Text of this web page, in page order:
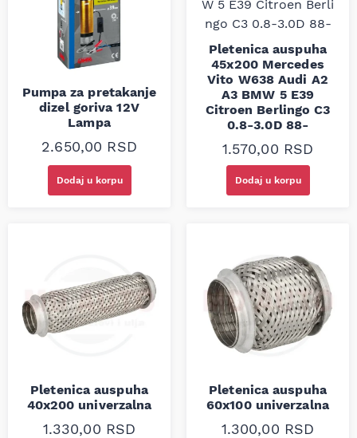
Pumpa za pretakanje
dizel goriva 12V
Lampa
2.650,00 RSD
Dodaj u korpu
Pletenica auspuha
45x200 Mercedes
Vito W638 Audi A2
A3 BMW 5 E39
Citroen Berlingo C3
0.8-3.0D 88-
1.570,00 RSD
Dodaj u korpu
Pletenica auspuha
40x200 univerzalna
1.330,00 RSD
Pletenica auspuha
60x100 univerzalna
1.300,00 RSD